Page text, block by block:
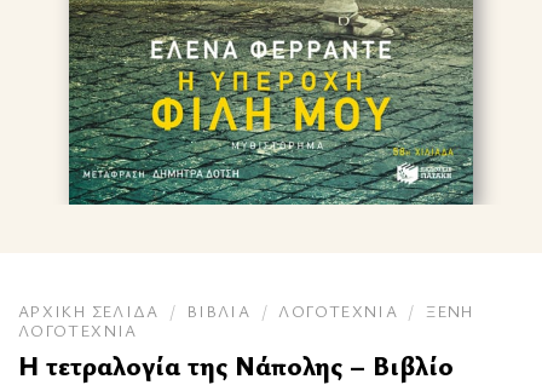
ΑΡΧΙΚΉ ΣΕΛΊΔΑ / ΒΙΒΛΊΑ / ΛΟΓΟΤΕΧΝΊΑ /
ΞΈΝΗ
ΛΟΓΟΤΕΧΝΊΑ
Η τετραλογία της Νάπολης – Βιβλίο